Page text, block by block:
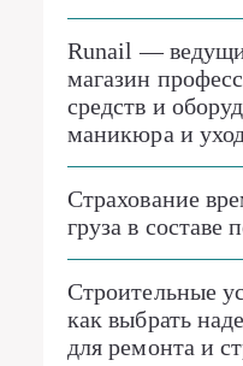
Runail —
магазин
средств и
маникюра и
Страхование
груза в составе
Строительные
как выбрать
для ремонта и